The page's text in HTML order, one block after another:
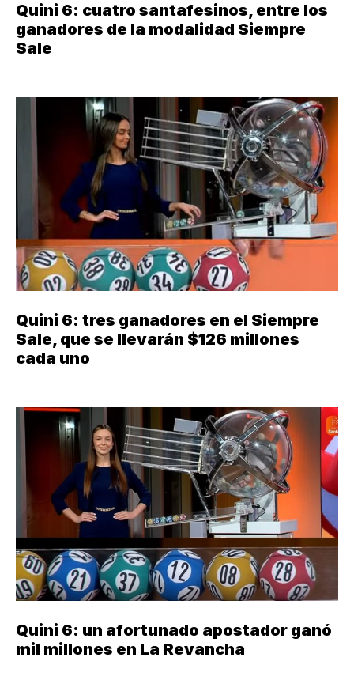
Quini 6: cuatro santafesinos, entre los
ganadores de la modalidad Siempre
Sale
Quini 6: tres ganadores en el Siempre
Sale, que se llevarán $126 millones
cada uno
Quini 6: un afortunado apostador ganó
mil millones en La Revancha